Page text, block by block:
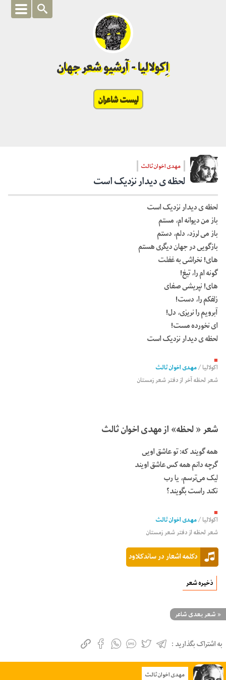
اِکولالیا - آرشیو شعر جهان
لیست شاعران
مهدی اخوان ثالث
لحظه ی دیدار نزدیک است
لحظه ی دیدار نزدیک است
باز من دیوانه ام، مستم
باز می لرزد، دلم، دستم
بازگویی در جهان دیگری هستم
های! نخراشی به غفلت
گونه ام را، تیغ!
های! نپریشی صفای
زلفکم را، دست!
آبرویم را نریزی، دل!
ای نخورده مست!
لحظه ی دیدار نزدیک است
■
اکولالیا/مهدی اخوان ثالث
شعر لحظه‌ آخر از دفتر شعر زمستان
شعر « لحظه» از مهدی اخوان ثالث
همه گویند که: تو عاشق اویی
گرچه دانم همه کس عاشق اویند
لیک می‌ترسم، یا رب
نکند راست بگویند؟
■
اکولالیا/مهدی اخوان ثالث
شعر لحظه از دفتر شعر زمستان
دکلمه اشعار در ساندکلاود
ذخیره شعر
« شعر بعدی شاعر
به اشتراک بگذارید :
مهدی اخوان ثالث